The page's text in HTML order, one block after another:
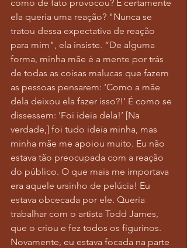
como de fato provocou? E certamente
ela queria uma reação? "Nunca se
tratou dessa expectativa de reação
para mim", ela insiste. “De alguma
forma, minha mãe é a mente por trás
de todas as coisas malucas que fazem
as pessoas pensarem: ‘Como a mãe
dela deixou ela fazer isso?!’ É como se
dissessem: ‘Foi ideia dela!’ [Na
verdade,] foi tudo ideia minha, mas
minha mãe me apoiou muito. Eu não
estava tão preocupada com a reação
do público. O que mais me importava
era aquele ursinho de pelúcia! Eu
estava obcecada por ele. Queria
trabalhar com o artista Todd James,
que o criou e fez todos os figurinos.
Novamente, eu estava focada na parte